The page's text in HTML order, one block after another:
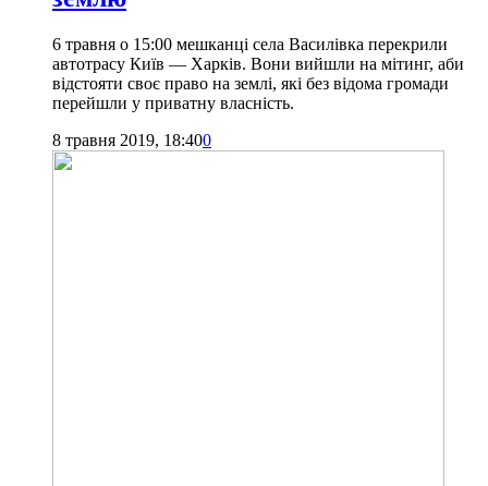
6 травня о 15:00 мешканці села Василівка перекрили
автотрасу Київ — Харків. Вони вийшли на мітинг, аби
відстояти своє право на землі, які без відома громади
перейшли у приватну власність.
8 травня 2019, 18:400